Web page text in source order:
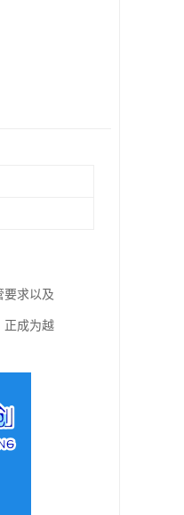
要求以及
正成为越